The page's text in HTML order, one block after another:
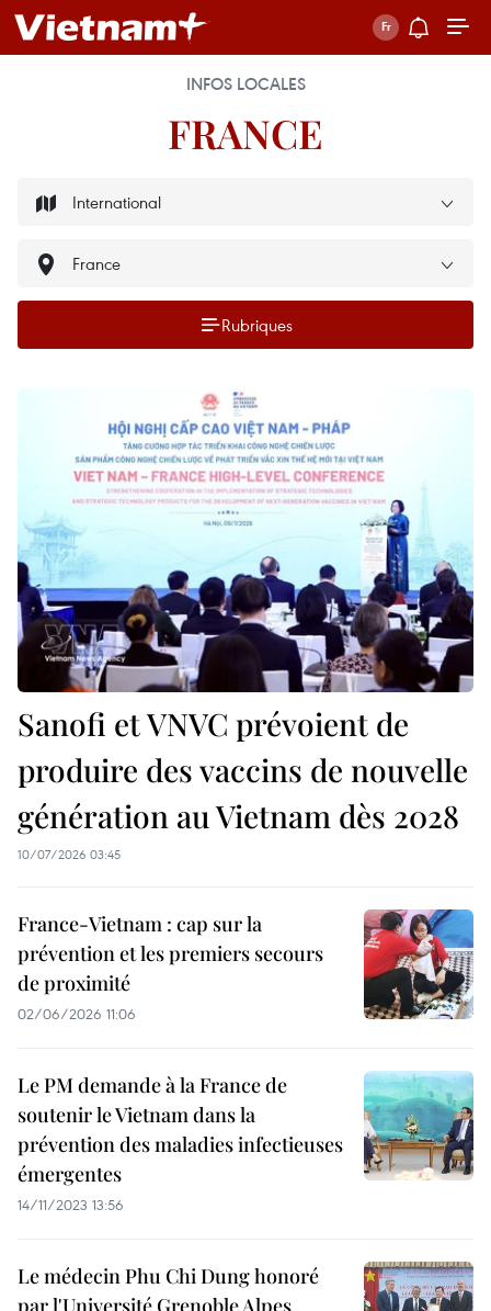
INFOS LOCALES
FRANCE
Rubriques
Sanofi et VNVC prévoient de
produire des vaccins de nouvelle
génération au Vietnam dès 2028
10/07/2026 03:45
France-Vietnam : cap sur la
prévention et les premiers secours
de proximité
02/06/2026 11:06
Le PM demande à la France de
soutenir le Vietnam dans la
prévention des maladies infectieuses
émergentes
14/11/2023 13:56
Le médecin Phu Chi Dung honoré